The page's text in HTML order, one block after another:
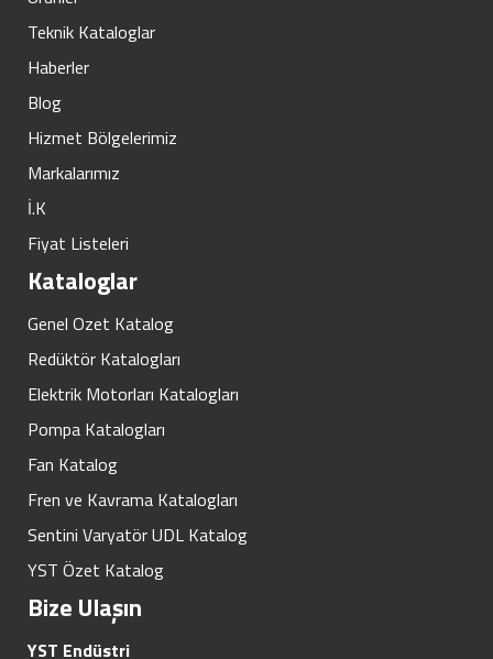
Teknik Kataloglar
Haberler
Blog
Hizmet Bölgelerimiz
Markalarımız
İ.K
Fiyat Listeleri
Kataloglar
Genel Ozet Katalog
Redüktör Katalogları
Elektrik Motorları Katalogları
Pompa Katalogları
Fan Katalog
Fren ve Kavrama Katalogları
Sentini Varyatör UDL Katalog
YST Özet Katalog
Bize Ulaşın
YST Endüstri